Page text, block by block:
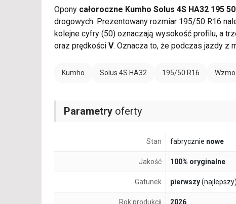
Opony całoroczne Kumho Solus 4S HA32 195
drogowych. Prezentowany rozmiar 195/50 R16
kolejne cyfry (50) oznaczają wysokość profilu, a
oraz prędkości V. Oznacza to, że podczas jazdy z
Kumho Solus 4S HA32 195/50 R16
Parametry oferty
Stan fabrycznie nowe
Jakość 100% oryginalne
Gatunek pierwszy(najlepszy)
Rok produkcji 2026